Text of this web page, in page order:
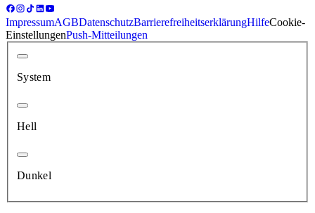
ImpressumAGBDatenschutzBarrierefreiheitserklärungHilfeCookie-
EinstellungenPush-Mitteilungen
System
Hell
Dunkel